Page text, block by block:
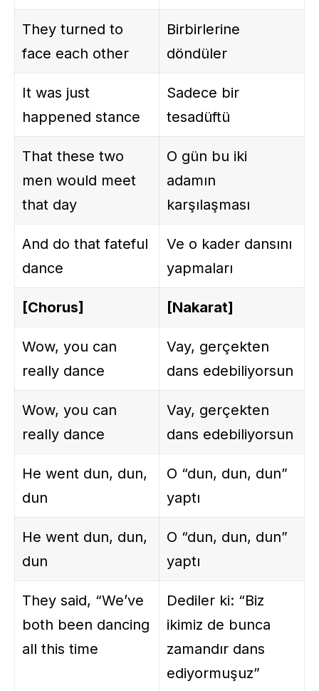
They turned to
face each other
Birbirlerine
döndüler
It was just
happened stance
Sadece bir
tesadüftü
That these two
men would meet
that day
O gün bu iki
adamın
karşılaşması
And do that fateful
dance
Ve o kader dansını
yapmaları
[Chorus] [Nakarat]
Wow, you can
really dance
Vay, gerçekten
dans edebiliyorsun
Wow, you can
really dance
Vay, gerçekten
dans edebiliyorsun
He went dun, dun,
dun
O “dun, dun, dun”
yaptı
He went dun, dun,
dun
O “dun, dun, dun”
yaptı
They said, “We’ve
both been dancing
all this time
Dediler ki: “Biz
ikimiz de bunca
zamandır dans
ediyormuşuz”